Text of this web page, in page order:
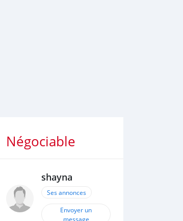
Négociable
shayna
Ses annonces
Envoyer un
message